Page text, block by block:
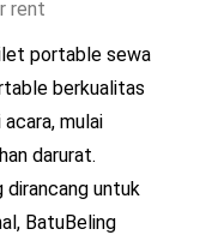
portable sewa
berkualitas
mulai
darurat.
dirancang untuk
BatuBeling